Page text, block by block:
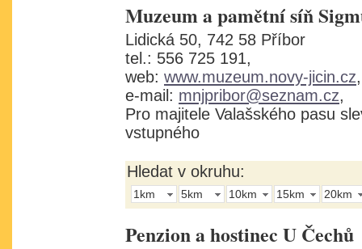
Muzeum a pamětní síň
Lidická 50, 742 58 Příbor
tel.: 556 725 191,
web: www.muzeum.novy-jicin.cz,
e-mail: mnjpribor@seznam.cz,
Pro majitele Valašského pasu
vstupného
Hledat v okruhu:
1km 5km 10km 15km 20km
Penzion a hostinec U Čechů